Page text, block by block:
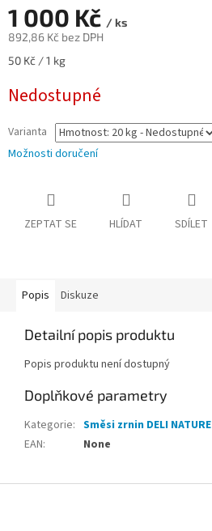
1 000 Kč / ks
892,86 Kč bez DPH
Měrná
50 Kč / 1 kg
Nedostupné
Varianta
Možnosti doručení
ZEPTAT SE HLÍDAT SDÍLET
Popis Diskuze
Detailní popis produktu
Popis produktu není dostupný
Doplňkové parametry
Kategorie: Směsi zrnin DELI NATURE
EAN: None